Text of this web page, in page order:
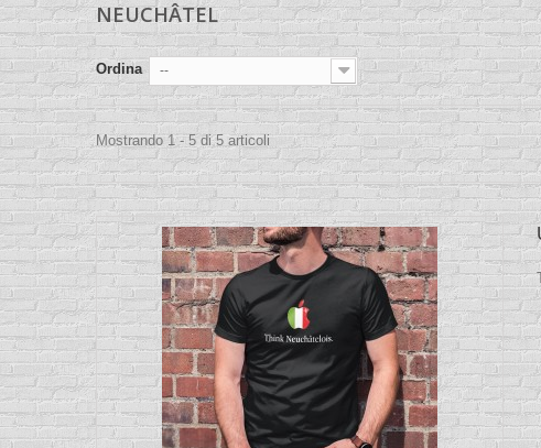
NEUCHÂTEL
Ordina --
Mostrando 1 - 5 di 5 articoli